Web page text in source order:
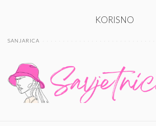
KORISNO
SANJARICA